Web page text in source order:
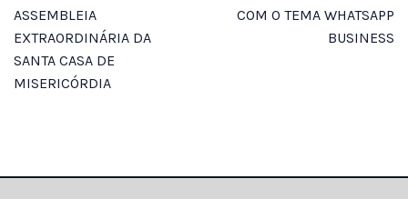
ASSEMBLEIA
EXTRAORDINÁRIA DA
SANTA CASA DE
MISERICÓRDIA
COM O TEMA WHATSAPP
BUSINESS